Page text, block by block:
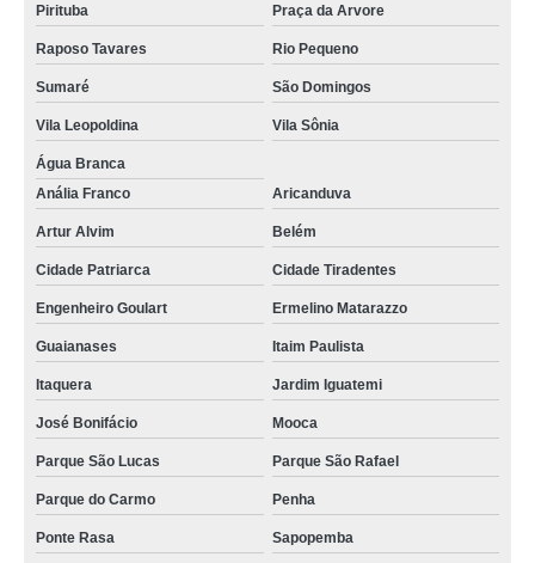
Pirituba Praça da Arvore
Raposo Tavares Rio Pequeno
Sumaré São Domingos
Vila Leopoldina Vila Sônia
Água Branca
Anália Franco
Aricanduva
Artur Alvim Belém
Cidade Patriarca Cidade Tiradentes
Engenheiro Goulart Ermelino Matarazzo
Guaianases Itaim Paulista
Itaquera Jardim Iguatemi
José Bonifácio Mooca
Parque São Lucas Parque São Rafael
Parque do Carmo Penha
Ponte Rasa Sapopemba